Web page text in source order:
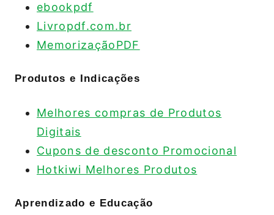
ebookpdf
Livropdf.com.br
MemorizaçãoPDF
Produtos e Indicações
Melhores compras de Produtos
Digitais
Cupons de desconto Promocional
Hotkiwi Melhores Produtos
Aprendizado e Educação